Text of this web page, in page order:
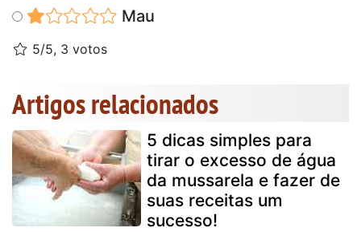
Mau
5/5, 3 votos
Artigos relacionados
5 dicas simples para
tirar o excesso de água
da mussarela e fazer de
suas receitas um
sucesso!